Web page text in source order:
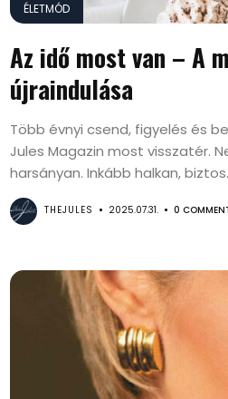
ÉLETMÓD
Az idő most van – A
újraindulása
Több évnyi csend, figyelés és
Jules Magazin most visszatér.
harsányan. Inkább halkan,
THEJULES 2025.07.31. 0